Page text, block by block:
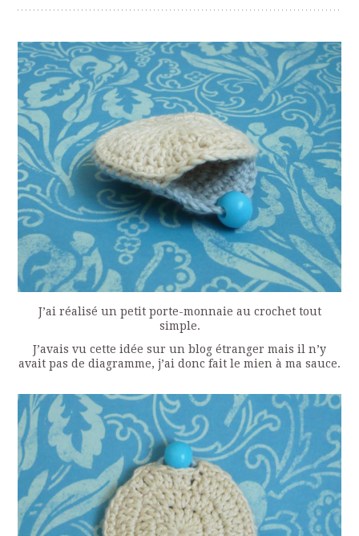
J’ai réalisé un petit porte-monnaie au crochet tout
simple.
J’avais vu cette idée sur un blog étranger mais il n’y
avait pas de diagramme, j’ai donc fait le mien à ma sauce.